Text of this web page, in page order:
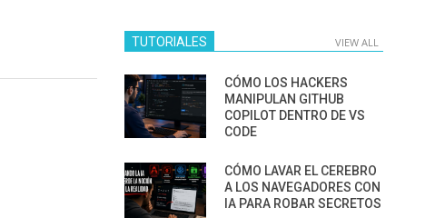
TUTORIALES VIEW ALL
CÓMO LOS HACKERS
MANIPULAN GITHUB
COPILOT DENTRO DE VS
CODE
CÓMO LAVAR EL CEREBRO
A LOS NAVEGADORES CON
IA PARA ROBAR SECRETOS